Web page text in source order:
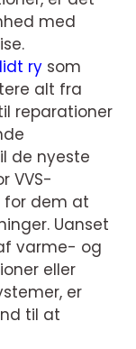
med
ry som
alt fra
reparationer
de nyeste
VVS-
for dem at
Uanset
varme- og
eller
er
til at